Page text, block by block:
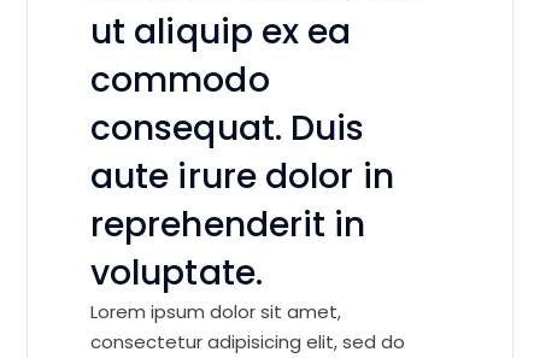
ut aliquip ex ea
commodo
consequat. Duis
aute irure dolor in
reprehenderit in
voluptate.
Lorem ipsum dolor sit amet,
consectetur adipisicing elit, sed do